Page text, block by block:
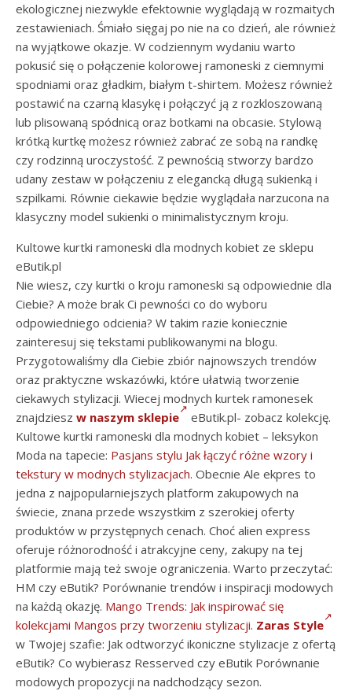
ekologicznej niezwykle efektownie wyglądają w rozmaitych
zestawieniach. Śmiało sięgaj po nie na co dzień, ale również
na wyjątkowe okazje. W codziennym wydaniu warto
pokusić się o połączenie kolorowej ramoneski z ciemnymi
spodniami oraz gładkim, białym t-shirtem. Możesz również
postawić na czarną klasykę i połączyć ją z rozkloszowaną
lub plisowaną spódnicą oraz botkami na obcasie. Stylową
krótką kurtkę możesz również zabrać ze sobą na randkę
czy rodzinną uroczystość. Z pewnością stworzy bardzo
udany zestaw w połączeniu z elegancką długą sukienką i
szpilkami. Równie ciekawie będzie wyglądała narzucona na
klasyczny model sukienki o minimalistycznym kroju.
Kultowe kurtki ramoneski dla modnych kobiet ze sklepu
eButik.pl
Nie wiesz, czy kurtki o kroju ramoneski są odpowiednie dla
Ciebie? A może brak Ci pewności co do wyboru
odpowiedniego odcienia? W takim razie koniecznie
zainteresuj się tekstami publikowanymi na blogu.
Przygotowaliśmy dla Ciebie zbiór najnowszych trendów
oraz praktyczne wskazówki, które ułatwią tworzenie
ciekawych stylizacji. Wiecej modnych kurtek ramonesek
znajdziesz w naszym sklepie
eButik.pl- zobacz kolekcję.
Kultowe kurtki ramoneski dla modnych kobiet – leksykon
Moda na tapecie: Pasjans stylu Jak łączyć różne wzory i
tekstury w modnych stylizacjach. Obecnie Ale ekpres to
jedna z najpopularniejszych platform zakupowych na
świecie, znana przede wszystkim z szerokiej oferty
produktów w przystępnych cenach. Choć alien express
oferuje różnorodność i atrakcyjne ceny, zakupy na tej
platformie mają też swoje ograniczenia. Warto przeczytać:
HM czy eButik? Porównanie trendów i inspiracji modowych
na każdą okazję. Mango Trends: Jak inspirować się
kolekcjami Mangos przy tworzeniu stylizacji. Zaras Style
w Twojej szafie: Jak odtworzyć ikoniczne stylizacje z ofertą
eButik? Co wybierasz Resserved czy eButik Porównanie
modowych propozycji na nadchodzący sezon.